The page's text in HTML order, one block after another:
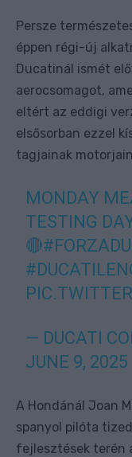
Persze
éppen régi-új
Ducatinál ismét
aerocsomagot,
eltért az eddigi
elsősorban ezzel
tagjainak
MONDAY
TESTING
🔴
— DUCATI
JUNE 9, 2025
A Hondánál Joan
spanyol pilóta
fejlesztések terén